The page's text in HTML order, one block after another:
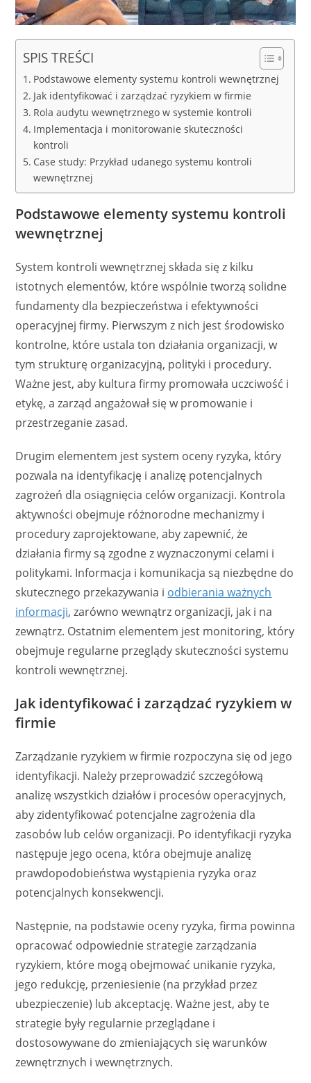
SPIS TREŚCI
Podstawowe elementy systemu kontroli wewnętrznej
Jak identyfikować i zarządzać ryzykiem w firmie
Rola audytu wewnętrznego w systemie kontroli
Implementacja i monitorowanie skuteczności
kontroli
Case study: Przykład udanego systemu kontroli
wewnętrznej
Podstawowe elementy systemu kontroli
wewnętrznej
System kontroli wewnętrznej składa się z kilku
istotnych elementów, które wspólnie tworzą solidne
fundamenty dla bezpieczeństwa i efektywności
operacyjnej firmy. Pierwszym z nich jest środowisko
kontrolne, które ustala ton działania organizacji, w
tym strukturę organizacyjną, polityki i procedury.
Ważne jest, aby kultura firmy promowała uczciwość i
etykę, a zarząd angażował się w promowanie i
przestrzeganie zasad.
Drugim elementem jest system oceny ryzyka, który
pozwala na identyfikację i analizę potencjalnych
zagrożeń dla osiągnięcia celów organizacji. Kontrola
aktywności obejmuje różnorodne mechanizmy i
procedury zaprojektowane, aby zapewnić, że
działania firmy są zgodne z wyznaczonymi celami i
politykami. Informacja i komunikacja są niezbędne do
skutecznego przekazywania i odbierania ważnych
informacji, zarówno wewnątrz organizacji, jak i na
zewnątrz. Ostatnim elementem jest monitoring, który
obejmuje regularne przeglądy skuteczności systemu
kontroli wewnętrznej.
Jak identyfikować i zarządzać ryzykiem w
firmie
Zarządzanie ryzykiem w firmie rozpoczyna się od jego
identyfikacji. Należy przeprowadzić szczegółową
analizę wszystkich działów i procesów operacyjnych,
aby zidentyfikować potencjalne zagrożenia dla
zasobów lub celów organizacji. Po identyfikacji ryzyka
następuje jego ocena, która obejmuje analizę
prawdopodobieństwa wystąpienia ryzyka oraz
potencjalnych konsekwencji.
Następnie, na podstawie oceny ryzyka, firma powinna
opracować odpowiednie strategie zarządzania
ryzykiem, które mogą obejmować unikanie ryzyka,
jego redukcję, przeniesienie (na przykład przez
ubezpieczenie) lub akceptację. Ważne jest, aby te
strategie były regularnie przeglądane i
dostosowywane do zmieniających się warunków
zewnętrznych i wewnętrznych.